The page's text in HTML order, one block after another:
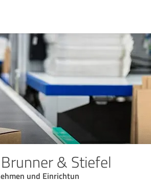
& Stiefel
und Einrichtun